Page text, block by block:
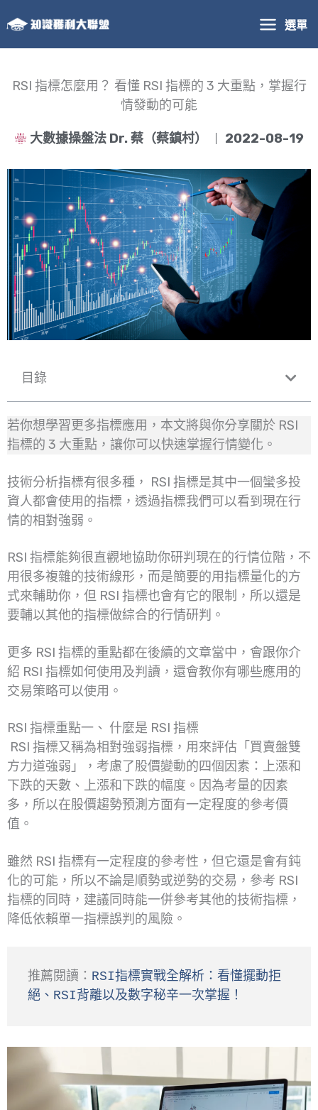
至
主
選單
RSI 指標怎麼用？ 看懂 RSI 指標的 3 大重點，掌握行
情發動的可能
大數據操盤法 Dr. 蔡（蔡鎮村） 2022-08-19
目錄
若你想學習更多指標應用，本文將與你分享關於 RSI
指標的 3 大重點，讓你可以快速掌握行情變化。
技術分析指標有很多種， RSI 指標是其中一個蠻多投
資人都會使用的指標，透過指標我們可以看到現在行
情的相對強弱。
RSI 指標能夠很直觀地協助你研判現在的行情位階，不
用很多複雜的技術線形，而是簡要的用指標量化的方
式來輔助你，但 RSI 指標也會有它的限制，所以還是
要輔以其他的指標做綜合的行情研判。
更多 RSI 指標的重點都在後續的文章當中，會跟你介
紹 RSI 指標如何使用及判讀，還會教你有哪些應用的
交易策略可以使用。
RSI 指標重點一、 什麼是 RSI 指標
RSI 指標又稱為相對強弱指標，用來評估「買賣盤雙
方力道強弱」，考慮了股價變動的四個因素：上漲和
下跌的天數、上漲和下跌的幅度。因為考量的因素
多，所以在股價趨勢預測方面有一定程度的參考價
值。
雖然 RSI 指標有一定程度的參考性，但它還是會有鈍
化的可能，所以不論是順勢或逆勢的交易，參考 RSI
指標的同時，建議同時能一併參考其他的技術指標，
降低依賴單一指標誤判的風險。
推薦閱讀： RSI指標實戰全解析：看懂擺動拒
絕、RSI背離以及數字秘辛一次掌握！